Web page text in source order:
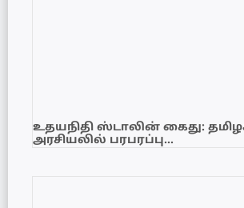
உதயநிதி ஸ்டாலின் கைது:
அரசியலில் பரபரப்பு…